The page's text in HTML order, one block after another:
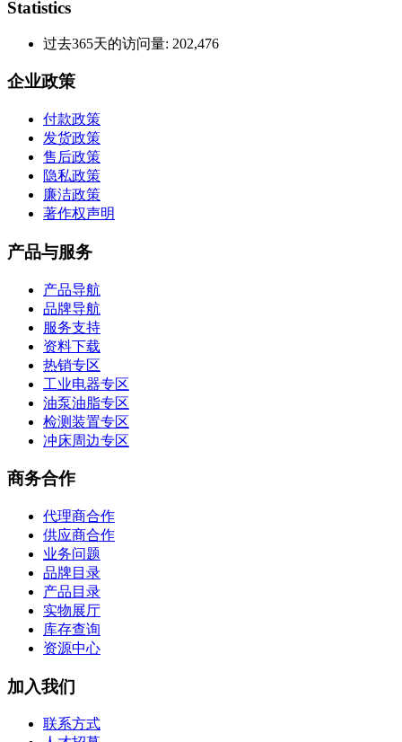
Statistics
过去365天的访问量: 202,476
企业政策
付款政策
发货政策
售后政策
隐私政策
廉洁政策
著作权声明
产品与服务
产品导航
品牌导航
服务支持
资料下载
热销专区
工业电器专区
油泵油脂专区
检测装置专区
冲床周边专区
商务合作
代理商合作
供应商合作
业务问题
品牌目录
产品目录
实物展厅
库存查询
资源中心
加入我们
联系方式